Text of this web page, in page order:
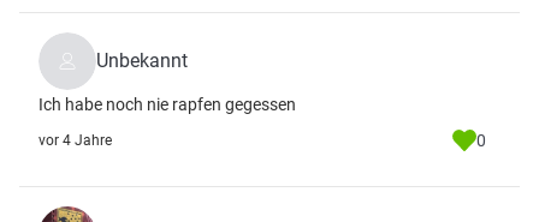
Unbekannt
Ich habe noch nie rapfen gegessen
vor 4 Jahre 0